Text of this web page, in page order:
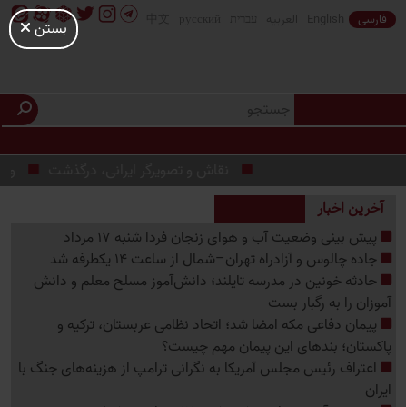
فارسی
وضعیت آب و هوای نقاش و تصویرگر ایرانی، درگذشت
بستن
آخرین اخبار
پیش بینی وضعیت آب و هوای زنجان فردا شنبه 17 مرداد
جاده چالوس و آزادراه تهران–شمال از ساعت 14 یکطرفه شد
حادثه خونین در مدرسه تایلند؛ دانش‌آموز مسلح معلم و دانش
آموزان را به رگبار بست
پیمان دفاعی مکه امضا شد؛ اتحاد نظامی عربستان، ترکیه و
پاکستان؛ بندهای این پیمان مهم چیست؟
اعتراف رئیس مجلس آمریکا به نگرانی ترامپ از هزینه‌های جنگ با
ایران